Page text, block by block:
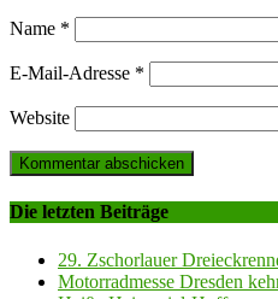
Name *
E-Mail-Adresse *
Website
Die letzten Beiträge
29. Zschorlauer
Motorradmesse Dresden